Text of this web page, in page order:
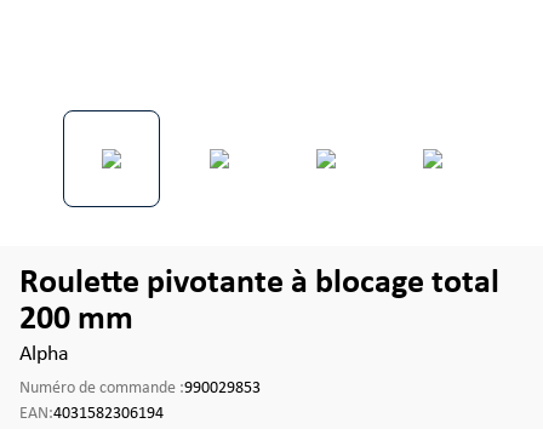
Roulette pivotante à blocage total
200 mm
Alpha
Numéro de commande :990029853
EAN:4031582306194